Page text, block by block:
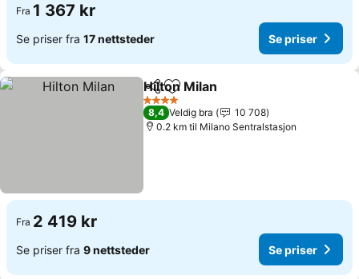
Fra 1 367 kr
Se priser fra 17 nettsteder Se priser
Del Legg til i favoritter
Hilton Milan
4 Stjerner
8,4 Veldig bra
10 708
0.2 km til Milano Sentralstasjon
Fra 2 419 kr
Se priser fra 9 nettsteder Se priser